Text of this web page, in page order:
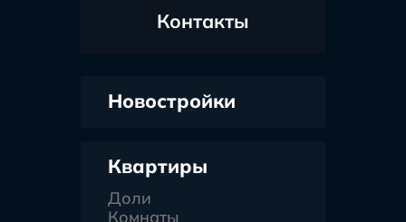
Контакты
Новостройки
Квартиры
Доли
Комнаты